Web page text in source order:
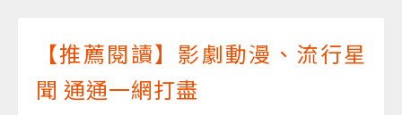
【推薦閱讀】影劇動漫、流行星
聞 通通一網打盡